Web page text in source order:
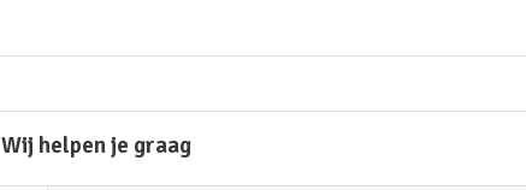
Wij helpen je graag